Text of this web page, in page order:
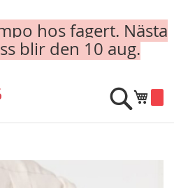
hos fagert. Nästa
blir den 10 aug.
Min
Sök